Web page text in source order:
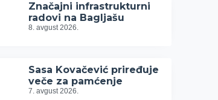
Značajni infrastrukturni
radovi na Bagljašu
8. avgust 2026.
Sasa Kovačević priređuje
veče za pamćenje
7. avgust 2026.